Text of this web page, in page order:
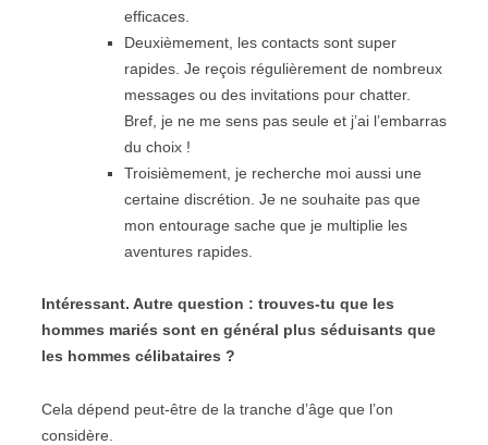
efficaces.
Deuxièmement, les contacts sont super
rapides. Je reçois régulièrement de nombreux
messages ou des invitations pour chatter.
Bref, je ne me sens pas seule et j’ai l’embarras
du choix !
Troisièmement, je recherche moi aussi une
certaine discrétion. Je ne souhaite pas que
mon entourage sache que je multiplie les
aventures rapides.
Intéressant. Autre question : trouves-tu que les
hommes mariés sont en général plus séduisants que
les hommes célibataires ?
Cela dépend peut-être de la tranche d’âge que l’on
considère.